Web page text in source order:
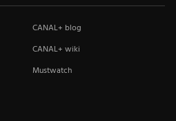
CANAL+ blog
CANAL+ wiki
Mustwatch